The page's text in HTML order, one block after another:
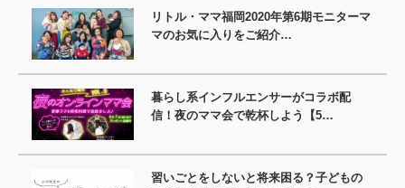
リトル・ママ福岡2020年第6期モニターマ
マのお気に入りをご紹介…
暮らし系インフルエンサーがコラボ配
信！夜のママ会で乾杯しよう【5…
習いごとをしないと将来困る？子どもの